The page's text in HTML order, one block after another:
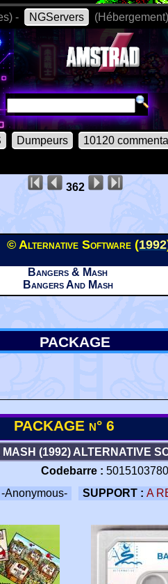
- NGServers (Hébergement)
Dumpeurs 10120
362
© Alternative Software (1992
Bangers & Mash
Bangers And Mash
PACKAGE
PACKAGE n° 6
(1992) ALTERNATIVE
Codebarre :
Anonymous- SUPPORT : A